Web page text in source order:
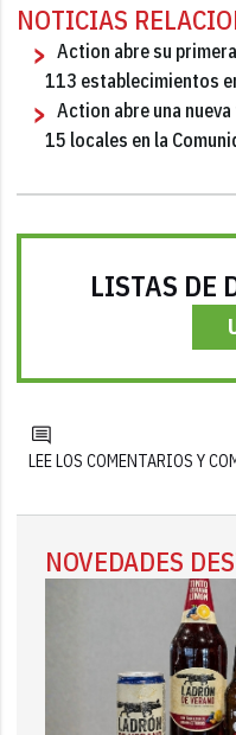
NOTICIAS
Action abre su
113 establecimientos
Action abre una
15 locales en la
LISTAS DE
LEE LOS COMENTARIOS Y
NOVEDADES